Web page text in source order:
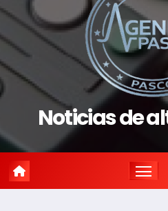
Noticias de